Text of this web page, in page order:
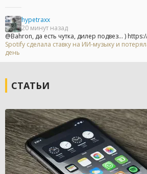
hypetraxx
20 минут назад
@Bahron, да есть чутка, дилер подвез... )
Spotify сделала ставку на ИИ-музыку и
день
СТАТЬИ